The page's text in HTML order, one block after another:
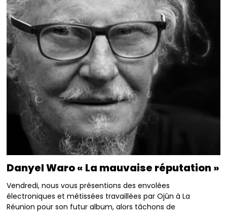
Danyel Waro « La mauvaise réputation »
Vendredi, nous vous présentions des envolées
électroniques et métissées travaillées par Ojûn à La
Réunion pour son futur album, alors tâchons de